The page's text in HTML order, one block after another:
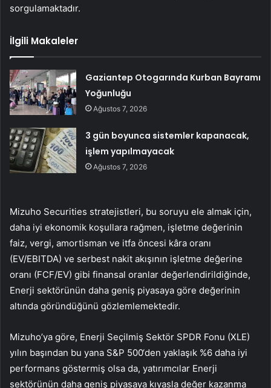
sorgulamaktadır.
İlgili Makaleler
Gaziantep Otogarında Kurban Bayramı
Yoğunluğu
Ağustos 7, 2026
3 gün boyunca sistemler kapanacak,
işlem yapılmayacak
Ağustos 7, 2026
Mizuho Securities stratejistleri, bu soruyu ele almak için,
daha iyi ekonomik koşullara rağmen, işletme değerinin
faiz, vergi, amortisman ve itfa öncesi kâra oranı
(EV/EBITDA) ve serbest nakit akışının işletme değerine
oranı (FCF/EV) gibi finansal oranlar değerlendirildiğinde,
Enerji sektörünün daha geniş piyasaya göre değerinin
altında göründüğünü gözlemlemektedir.
Mizuho’ya göre, Enerji Seçilmiş Sektör SPDR Fonu (XLE)
yılın başından bu yana S&P 500‘den yaklaşık %6 daha iyi
performans göstermiş olsa da, yatırımcılar Enerji
sektörünün daha geniş piyasaya kıyasla değer kazanma